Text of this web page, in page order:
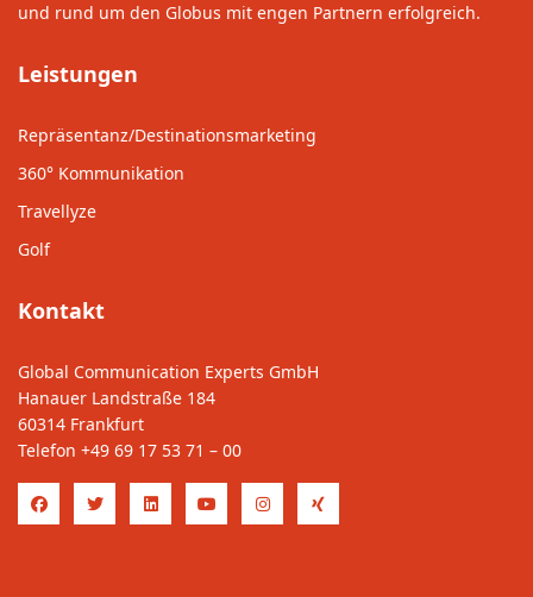
und rund um den Globus mit engen Partnern erfolgreich.
Leistungen
Repräsentanz/Destinationsmarketing
360° Kommunikation
Travellyze
Golf
Kontakt
Global Communication Experts GmbH
Hanauer Landstraße 184
60314 Frankfurt
Telefon +49 69 17 53 71 – 00